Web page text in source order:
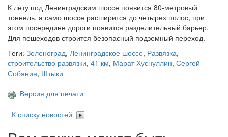
К лету под Ленинградским шоссе появится 80-метровый
тоннель, а само шоссе расширится до четырех полос, при
этом посередине дороги появится разделительный барьер.
Для пешеходов строится безопасный подземный переход.
Теги: Зеленоград, Ленинградское шоссе, Развязка,
строительство развязки, 41 км, Марат Хуснуллин, Сергей
Собянин, Штыки
Версия для печати
К списку новостей